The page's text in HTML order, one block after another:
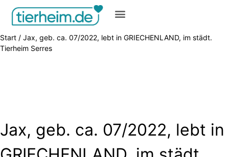
Start / Jax, geb. ca. 07/2022, lebt in GRIECHENLAND, im städt.
Tierheim Serres
Jax, geb. ca. 07/2022, lebt in